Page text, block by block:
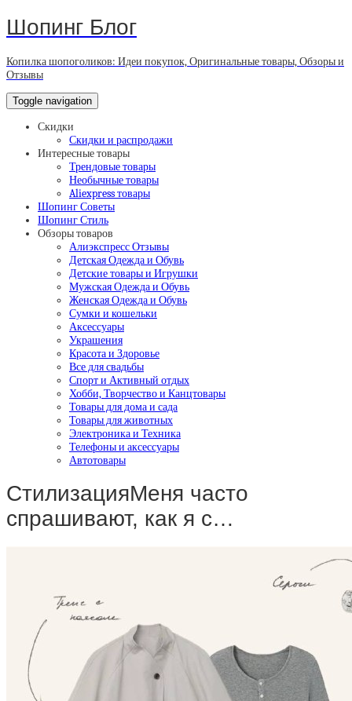
Шопинг Блог
Копилка шопоголиков: Идеи покупок, Оригинальные товары, Обзоры и
Отзывы
Toggle navigation
Скидки
Скидки и распродажи
Интересные товары
Трендовые товары
Необычные товары
Aliexpress товары
Шопинг Советы
Шопинг Стиль
Обзоры товаров
Алиэкспресс Отзывы
Детская Одежда и Обувь
Детские товары и Игрушки
Мужская Одежда и Обувь
Женская Одежда и Обувь
Сумки и кошельки
Аксессуары
Украшения
Красота и Здоровье
Все для свадьбы
Спорт и Активный отдых
Хобби, Творчество и Канцтовары
Товары для дома и сада
Товары для животных
Электроника и Техника
Телефоны и аксессуары
Автотовары
СтилизацияМеня часто
спрашивают, как я с…